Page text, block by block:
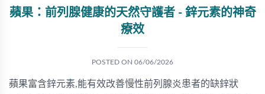
蘋果：前列腺健康的天然守護者 - 鋅元素的神奇
療效
POSTED ON 06/06/2026
蘋果富含鋅元素,能有效改善慢性前列腺炎患者的缺鋅狀